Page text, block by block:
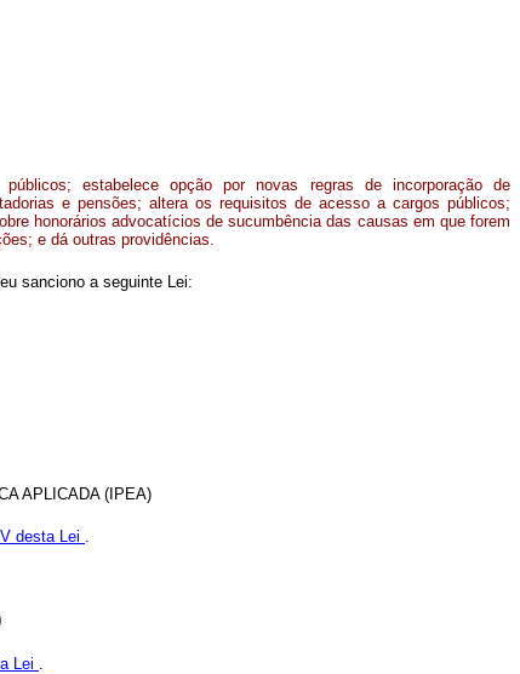
estabelece opção por novas regras de incorporação de
e pensões; altera os requisitos de acesso a cargos públicos;
honorários advocatícios de sucumbência das causas em que forem
e dá outras providências.
sanciono a seguinte Lei:
APLICADA (IPEA)
IV desta Lei .
Lei .